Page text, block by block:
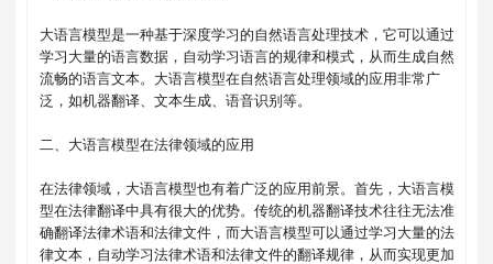
大语言模型是一种基于深度学习的自然语言处理技术，它可以通过
学习大量的语言数据，自动学习语言的规律和模式，从而生成自然
流畅的语言文本。大语言模型在自然语言处理领域的应用非常广
泛，如机器翻译、文本生成、语音识别等。
二、大语言模型在法律领域的应用
在法律领域，大语言模型也有着广泛的应用前景。首先，大语言模
型在法律翻译中具有很大的优势。传统的机器翻译技术往往无法准
确翻译法律术语和法律文件，而大语言模型可以通过学习大量的法
律文本，自动学习法律术语和法律文件的翻译规律，从而实现更加